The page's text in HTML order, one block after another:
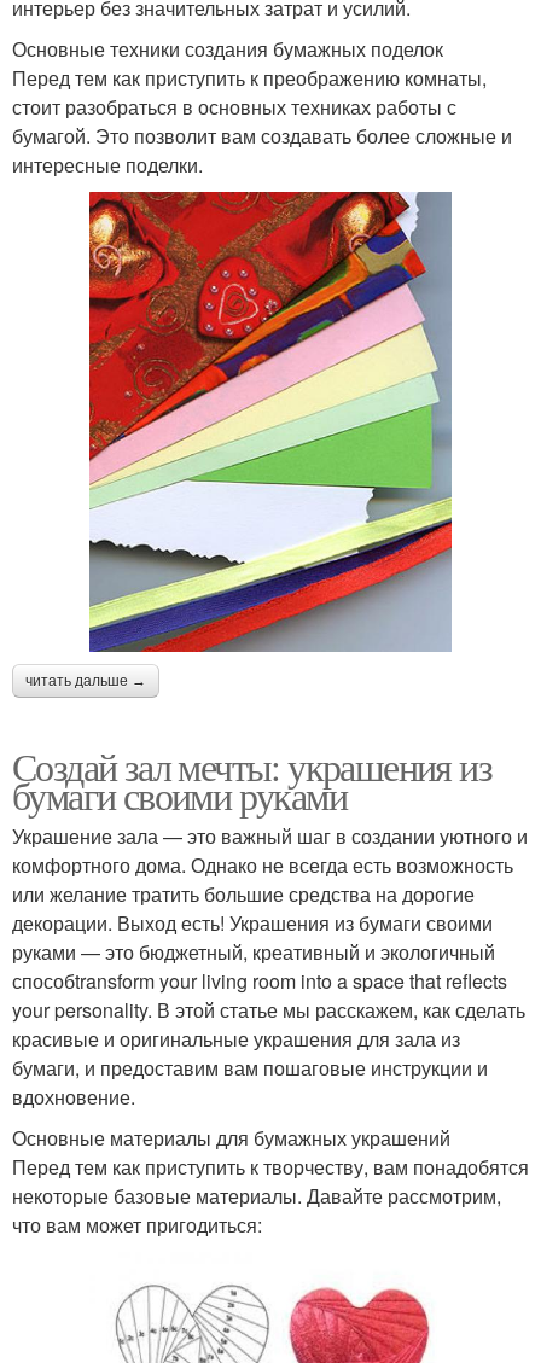
интерьер без значительных затрат и усилий.
Основные техники создания бумажных поделок
Перед тем как приступить к преображению комнаты,
стоит разобраться в основных техниках работы с
бумагой. Это позволит вам создавать более сложные и
интересные поделки.
читать дальше →
Создай зал мечты: украшения из
бумаги своими руками
Украшение зала — это важный шаг в создании уютного и
комфортного дома. Однако не всегда есть возможность
или желание тратить большие средства на дорогие
декорации. Выход есть! Украшения из бумаги своими
руками — это бюджетный, креативный и экологичный
способtransform your living room into a space that reflects
your personality. В этой статье мы расскажем, как сделать
красивые и оригинальные украшения для зала из
бумаги, и предоставим вам пошаговые инструкции и
вдохновение.
Основные материалы для бумажных украшений
Перед тем как приступить к творчеству, вам понадобятся
некоторые базовые материалы. Давайте рассмотрим,
что вам может пригодиться: